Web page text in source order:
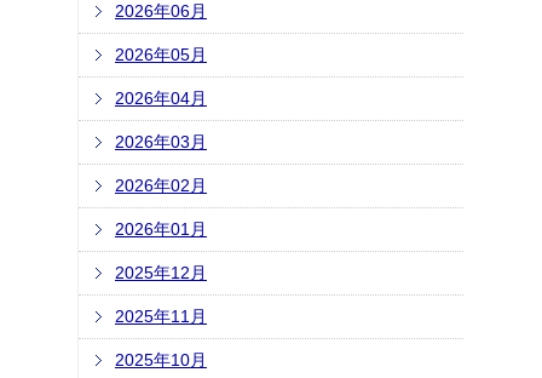
2026年06月
2026年05月
2026年04月
2026年03月
2026年02月
2026年01月
2025年12月
2025年11月
2025年10月